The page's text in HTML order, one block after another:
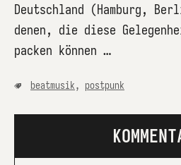
Deutschland (Hamburg,
denen, die diese
packen können …
beatmusik, postpunk